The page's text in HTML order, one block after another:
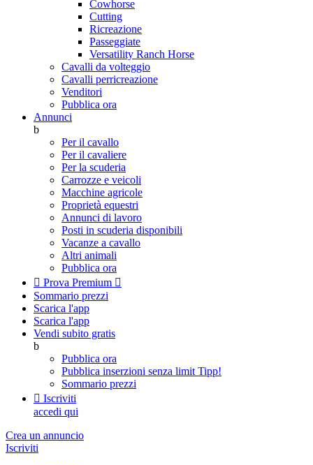
Cowhorse
Cutting
Ricreazione
Passeggiate
Versatility Ranch Horse
Cavalli da volteggio
Cavalli perricreazione
Venditori
Pubblica ora
Annunci
b
Per il cavallo
Per il cavaliere
Per la scuderia
Carrozze e veicoli
Macchine agricole
Proprietà equestri
Annunci di lavoro
Posti in scuderia disponibili
Vacanze a cavallo
Altri animali
Pubblica ora
 Prova Premium 
Sommario prezzi
Scarica l'app
Scarica l'app
Vendi subito gratis
b
Pubblica ora
Pubblica inserzioni senza limit Tipp!
Sommario prezzi
 Iscriviti
accedi qui
Crea un annuncio
Iscriviti